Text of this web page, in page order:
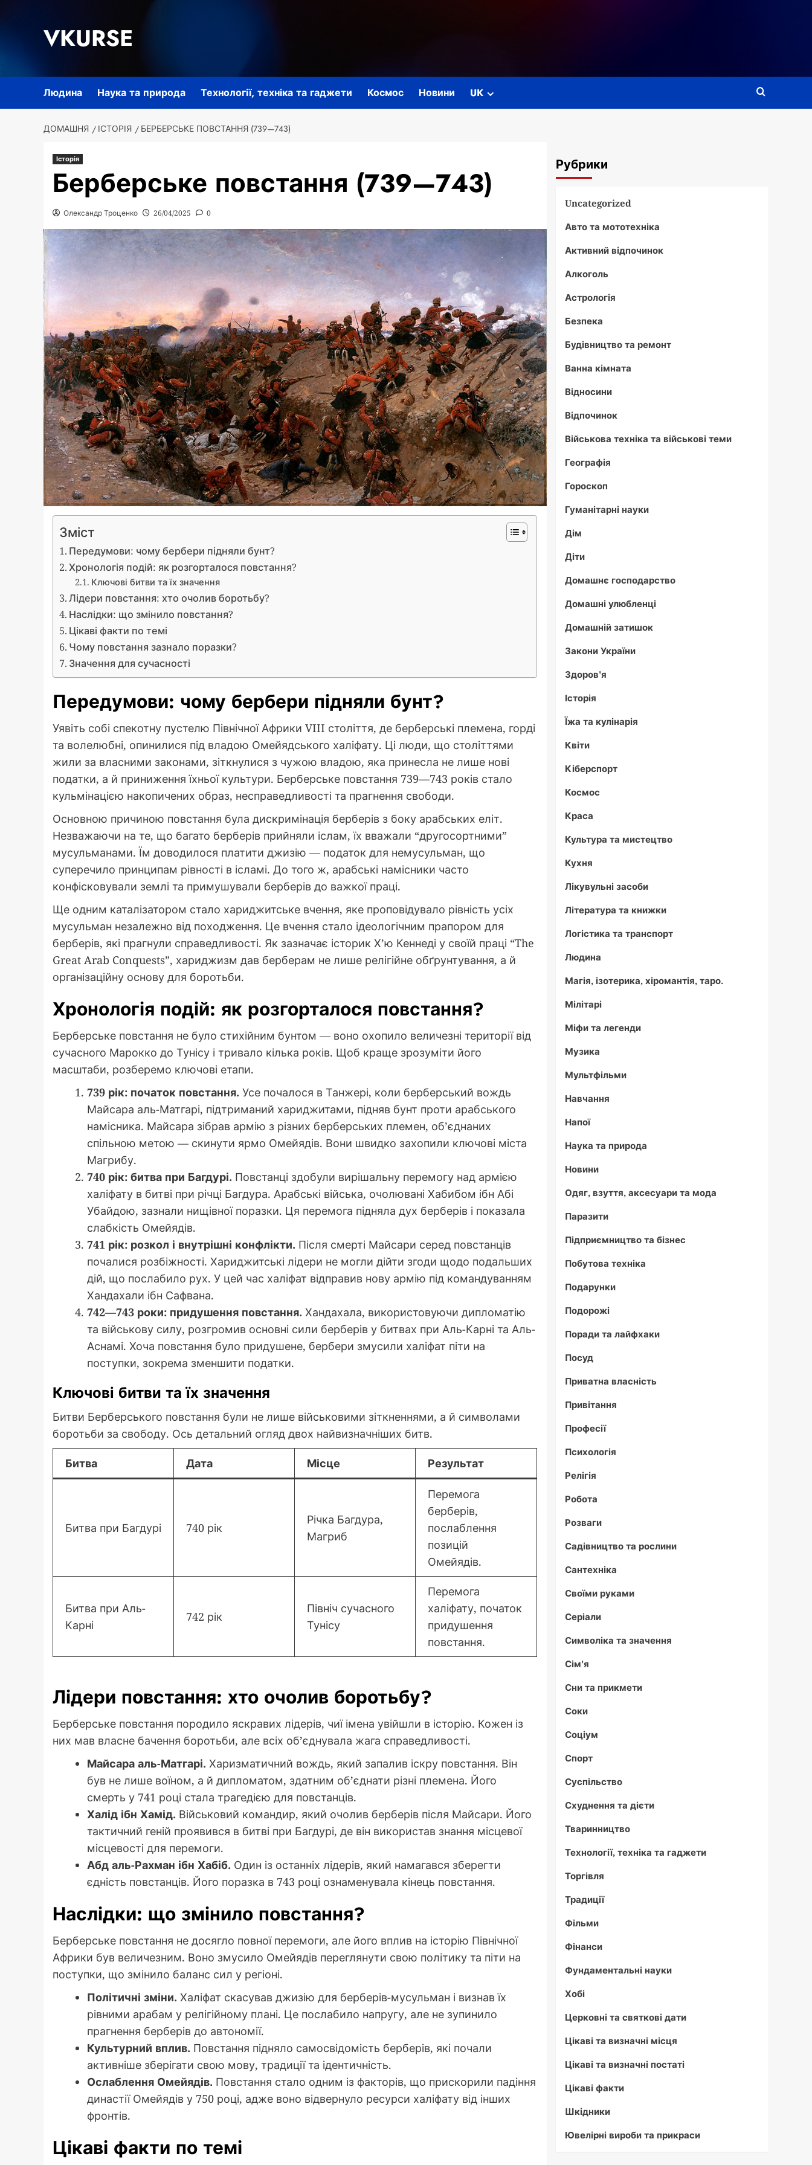
VKURSE
Людина Наука та природа Технології, техніка та гаджети Космос Новини UK
ДОМАШНЯ ІСТОРІЯ БЕРБЕРСЬКЕ ПОВСТАННЯ (739—743)
Історія
Берберське повстання (739—743)
Олександр Троценко 26/04/2025 0
Зміст
Передумови: чому бербери підняли бунт?
Хронологія подій: як розгорталося повстання?
Ключові битви та їх значення
Лідери повстання: хто очолив боротьбу?
Наслідки: що змінило повстання?
Цікаві факти по темі
Чому повстання зазнало поразки?
Значення для сучасності
Передумови: чому бербери підняли бунт?
Уявіть собі спекотну пустелю Північної Африки VIII століття, де берберські племена, горді
та волелюбні, опинилися під владою Омейядського халіфату. Ці люди, що століттями
жили за власними законами, зіткнулися з чужою владою, яка принесла не лише нові
податки, а й приниження їхньої культури. Берберське повстання 739—743 років стало
кульмінацією накопичених образ, несправедливості та прагнення свободи.
Основною причиною повстання була дискримінація берберів з боку арабських еліт.
Незважаючи на те, що багато берберів прийняли іслам, їх вважали “другосортними”
мусульманами. Їм доводилося платити джизію — податок для немусульман, що
суперечило принципам рівності в ісламі. До того ж, арабські намісники часто
конфісковували землі та примушували берберів до важкої праці.
Ще одним каталізатором стало хариджитське вчення, яке проповідувало рівність усіх
мусульман незалежно від походження. Це вчення стало ідеологічним прапором для
берберів, які прагнули справедливості. Як зазначає історик Х’ю Кеннеді у своїй праці “The
Great Arab Conquests”, хариджизм дав берберам не лише релігійне обґрунтування, а й
організаційну основу для боротьби.
Хронологія подій: як розгорталося повстання?
Берберське повстання не було стихійним бунтом — воно охопило величезні території від
сучасного Марокко до Тунісу і тривало кілька років. Щоб краще зрозуміти його
масштаби, розберемо ключові етапи.
739 рік: початок повстання. Усе почалося в Танжері, коли берберський вождь
Майсара аль-Матгарі, підтриманий хариджитами, підняв бунт проти арабського
намісника. Майсара зібрав армію з різних берберських племен, об’єднаних
спільною метою — скинути ярмо Омейядів. Вони швидко захопили ключові міста
Магрибу.
740 рік: битва при Багдурі. Повстанці здобули вирішальну перемогу над армією
халіфату в битві при річці Багдура. Арабські війська, очолювані Хабибом ібн Абі
Убайдою, зазнали нищівної поразки. Ця перемога підняла дух берберів і показала
слабкість Омейядів.
741 рік: розкол і внутрішні конфлікти. Після смерті Майсари серед повстанців
почалися розбіжності. Хариджитські лідери не могли дійти згоди щодо подальших
дій, що послабило рух. У цей час халіфат відправив нову армію під командуванням
Хандахали ібн Сафвана.
742—743 роки: придушення повстання. Хандахала, використовуючи дипломатію
та військову силу, розгромив основні сили берберів у битвах при Аль-Карні та Аль-
Аснамі. Хоча повстання було придушене, бербери змусили халіфат піти на
поступки, зокрема зменшити податки.
Ключові битви та їх значення
Битви Берберського повстання були не лише військовими зіткненнями, а й символами
боротьби за свободу. Ось детальний огляд двох найвизначніших битв.
Битва Дата Місце Результат
Битва при Багдурі 740 рік
Річка Багдура,
Магриб
Перемога
берберів,
послаблення
позицій
Омейядів.
Битва при Аль-
Карні
742 рік
Північ сучасного
Тунісу
Перемога
халіфату, початок
придушення
повстання.
Лідери повстання: хто очолив боротьбу?
Берберське повстання породило яскравих лідерів, чиї імена увійшли в історію. Кожен із
них мав власне бачення боротьби, але всіх об’єднувала жага справедливості.
Майсара аль-Матгарі. Харизматичний вождь, який запалив іскру повстання. Він
був не лише воїном, а й дипломатом, здатним об’єднати різні племена. Його
смерть у 741 році стала трагедією для повстанців.
Халід ібн Хамід. Військовий командир, який очолив берберів після Майсари. Його
тактичний геній проявився в битві при Багдурі, де він використав знання місцевої
місцевості для перемоги.
Абд аль-Рахман ібн Хабіб. Один із останніх лідерів, який намагався зберегти
єдність повстанців. Його поразка в 743 році ознаменувала кінець повстання.
Наслідки: що змінило повстання?
Берберське повстання не досягло повної перемоги, але його вплив на історію Північної
Африки був величезним. Воно змусило Омейядів переглянути свою політику та піти на
поступки, що змінило баланс сил у регіоні.
Політичні зміни. Халіфат скасував джизію для берберів-мусульман і визнав їх
рівними арабам у релігійному плані. Це послабило напругу, але не зупинило
прагнення берберів до автономії.
Культурний вплив. Повстання підняло самосвідомість берберів, які почали
активніше зберігати свою мову, традиції та ідентичність.
Ослаблення Омейядів. Повстання стало одним із факторів, що прискорили падіння
династії Омейядів у 750 році, адже воно відвернуло ресурси халіфату від інших
фронтів.
Цікаві факти по темі
Рубрики
Uncategorized
Авто та мототехніка
Активний відпочинок
Алкоголь
Астрологія
Безпека
Будівництво та ремонт
Ванна кімната
Відносини
Відпочинок
Військова техніка та військові теми
Географія
Гороскоп
Гуманітарні науки
Дім
Діти
Домашнє господарство
Домашні улюбленці
Домашній затишок
Закони України
Здоров'я
Історія
Їжа та кулінарія
Квіти
Кіберспорт
Космос
Краса
Культура та мистецтво
Кухня
Лікувульні засоби
Література та книжки
Логістика та транспорт
Людина
Магія, ізотерика, хіромантія, таро.
Мілітарі
Міфи та легенди
Музика
Мультфільми
Навчання
Напої
Наука та природа
Новини
Одяг, взуття, аксесуари та мода
Паразити
Підприємництво та бізнес
Побутова техніка
Подарунки
Подорожі
Поради та лайфхаки
Посуд
Приватна власність
Привітання
Професії
Психологія
Релігія
Робота
Розваги
Садівництво та рослини
Сантехніка
Своїми руками
Серіали
Символіка та значення
Сім'я
Сни та прикмети
Соки
Соціум
Спорт
Суспільство
Схуднення та дієти
Тваринництво
Технології, техніка та гаджети
Торгівля
Традиції
Фільми
Фінанси
Фундаментальні науки
Хобі
Церковні та святкові дати
Цікаві та визначні місця
Цікаві та визначні постаті
Цікаві факти
Шкідники
Ювелірні вироби та прикраси